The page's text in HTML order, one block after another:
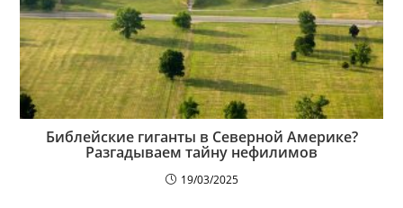
Библейские гиганты в Северной Америке?
Разгадываем тайну нефилимов
19/03/2025